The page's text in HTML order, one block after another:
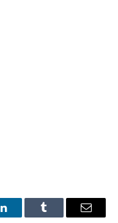
LinkedInTumblr
E-